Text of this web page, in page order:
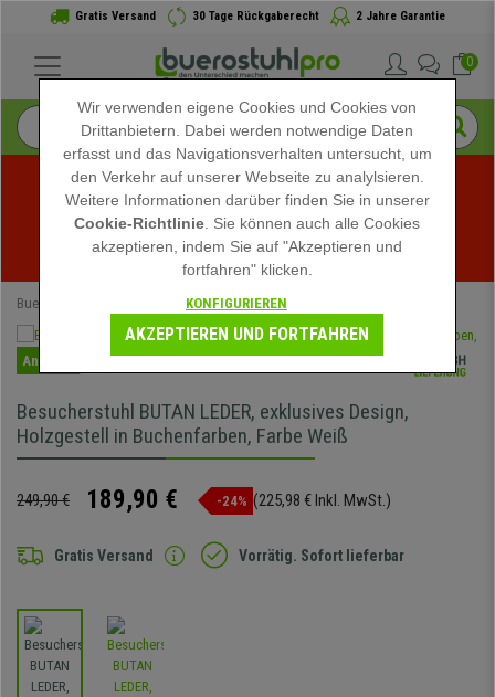
Gratis Versand 30 Tage Rückgaberecht 2 Jahre Garantie
0
Sommerschlussverkauf bei buerostuhlpro! Exklusive
Rabatte für kurze Zeit - Aktion ansehen -
Buerostuhlpro Konferenzstühle
Angebot
Besucherstuhl BUTAN LEDER, exklusives Design,
Holzgestell in Buchenfarben, Farbe Weiß
249,90 € 189,90 € -24% (225,98 € Inkl. MwSt.)
Gratis Versand Vorrätig. Sofort lieferbar
Wir verwenden eigene Cookies und Cookies von
Drittanbietern. Dabei werden notwendige Daten
erfasst und das Navigationsverhalten untersucht, um
den Verkehr auf unserer Webseite zu analylsieren.
Weitere Informationen darüber finden Sie in unserer
Cookie-Richtlinie . Sie können auch alle Cookies
akzeptieren, indem Sie auf "Akzeptieren und
fortfahren" klicken.
KONFIGURIEREN
AKZEPTIEREN UND FORTFAHREN